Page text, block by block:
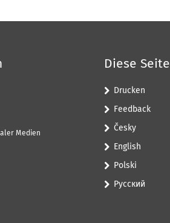
Medien
Diese Seite
Drucken
Feedback
Česky
English
Polski
Pусский